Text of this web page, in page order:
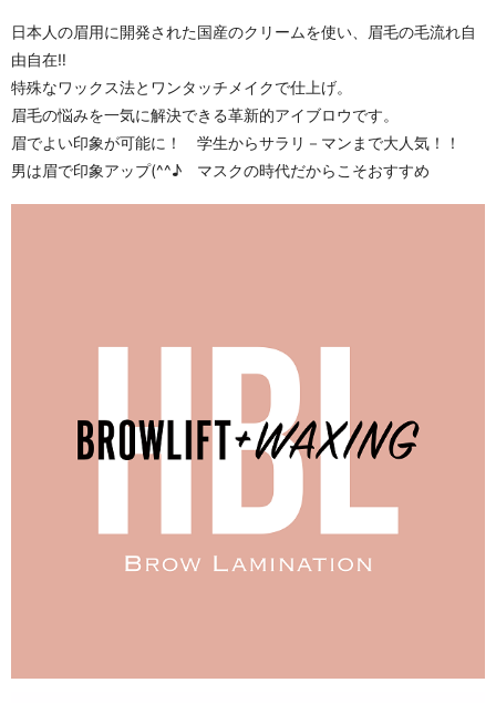
日本人の眉用に開発された国産のクリームを使い、眉毛の毛流れ自
由自在‼
特殊なワックス法とワンタッチメイクで仕上げ。
眉毛の悩みを一気に解決できる革新的アイブロウです。
眉でよい印象が可能に！ 学生からサラリ－マンまで大人気！！
男は眉で印象アップ(^^♪ マスクの時代だからこそおすすめ